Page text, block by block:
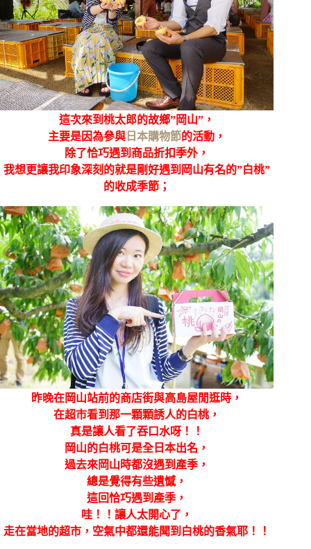
這次來到桃太郎的故鄉”岡山”，
主要是因為參與 日本購物節的活動，
除了恰巧遇到商品折扣季外，
我想更讓我印象深刻的就是剛好遇到岡山有名的”白桃”
的收成季節；
昨晚在岡山站前的商店街與高島屋閒逛時，
在超市看到那一顆顆誘人的白桃，
真是讓人看了吞口水呀！！
岡山的白桃可是全日本出名，
過去來岡山時都沒遇到產季，
總是覺得有些遺憾，
這回恰巧遇到產季，
哇！！讓人太開心了，
走在當地的超市，空氣中都還能聞到白桃的香氣耶！！